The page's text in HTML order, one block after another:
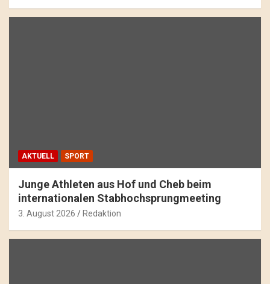
AKTUELL SPORT
Junge Athleten aus Hof und Cheb beim
internationalen Stabhochsprungmeeting
3. August 2026 Redaktion